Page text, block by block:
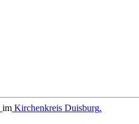
im Kirchenkreis Duisburg.